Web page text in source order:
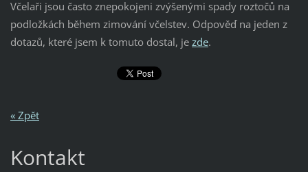
Včelaři jsou často znepokojeni zvýšenými spady roztočů na
podložkách během zimování včelstev. Odpověď na jeden z
dotazů, které jsem k tomuto dostal, je zde.
« Zpět
Kontakt